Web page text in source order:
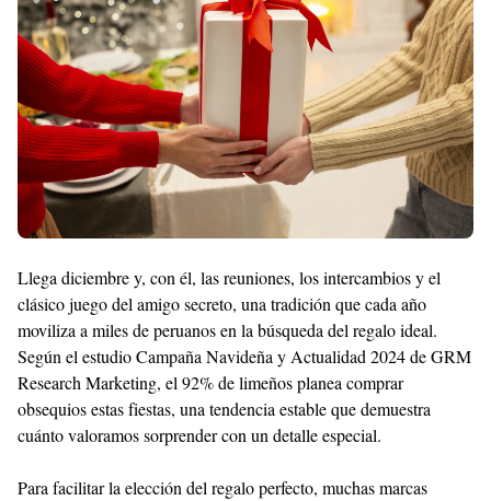
Llega diciembre y, con él, las reuniones, los intercambios y el
clásico juego del amigo secreto, una tradición que cada año
moviliza a miles de peruanos en la búsqueda del regalo ideal.
Según el estudio Campaña Navideña y Actualidad 2024 de GRM
Research Marketing, el 92% de limeños planea comprar
obsequios estas fiestas, una tendencia estable que demuestra
cuánto valoramos sorprender con un detalle especial.
Para facilitar la elección del regalo perfecto, muchas marcas